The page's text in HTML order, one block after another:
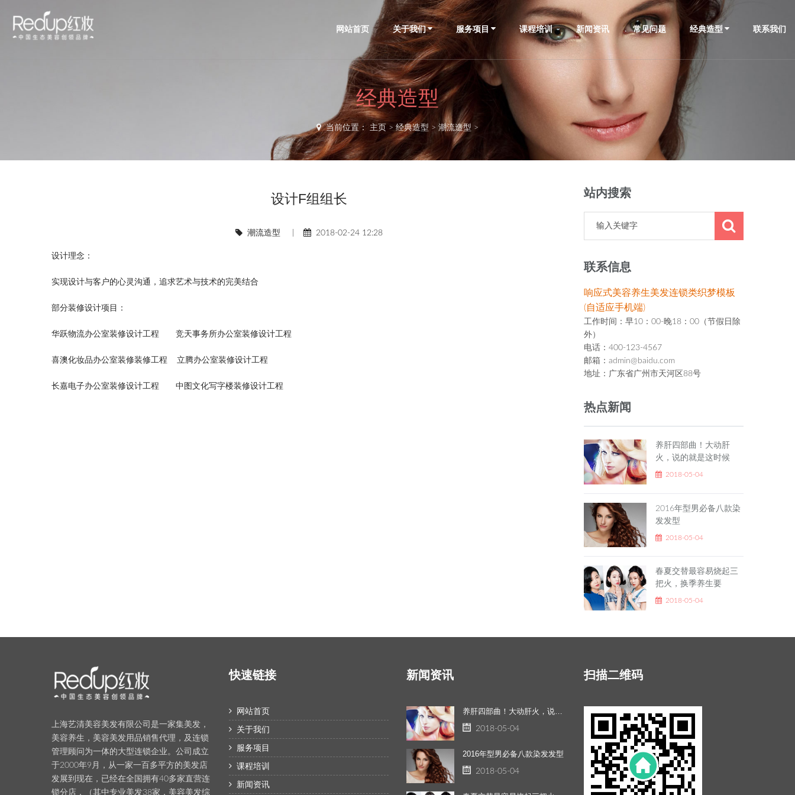
网站首页 关于我们 服务项目 课程培训 新闻资讯 常见问题 经典造型 联系我们
经典造型
当前位置： 主页 > 经典造型 > 潮流造型 >
设计F组组长
潮流造型 2018-02-24 12:28
设计理念：
实现设计与客户的心灵沟通，追求艺术与技术的完美结合
部分装修设计项目：
华跃物流办公室装修设计工程 竞天事务所办公室装修设计工程
喜澳化妆品办公室装修装修工程 立腾办公室装修设计工程
长嘉电子办公室装修设计工程 中图文化写字楼装修设计工程
站内搜索
联系信息
响应式美容养生美发连锁类织梦模板
(自适应手机端)
工作时间：早10：00-晚18：00（节假日除
外）
电话：400-123-4567
邮箱：admin@baidu.com
地址：广东省广州市天河区88号
热点新闻
养肝四部曲！大动肝
火，说的就是这时候
2018-05-04
2016年型男必备八款染
发发型
2018-05-04
春夏交替最容易烧起三
把火，换季养生要
2018-05-04
上海艺清美容美发有限公司是一家集美发，
美容养生，美容美发用品销售代理，及连锁
管理顾问为一体的大型连锁企业。公司成立
于2000年9月，从一家一百多平方的美发店
发展到现在，已经在全国拥有40多家直营连
锁分店，（其中专业美发38家，美容美发综
快速链接
网站首页
关于我们
服务项目
课程培训
新闻资讯
新闻资讯
养肝四部曲！大动肝火，说的就是这时候
2018-05-04
2016年型男必备八款染发发型
2018-05-04
扫描二维码